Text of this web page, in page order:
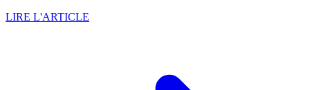
LIRE L'ARTICLE